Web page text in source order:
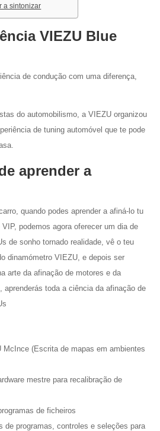
a sintonizar
VIEZU Blue
de condução com uma diferença,
do automobilismo, a VIEZU organizou
de tuning automóvel que te pode
aprender a
quando podes aprender a afiná-lo tu
podemos agora oferecer um dia de
de sonho tornado realidade, vê o teu
dinamómetro VIEZU, e depois ser
arte da afinação de motores e da
aprenderás toda a ciência da afinação de
McInce (Escrita de mapas em ambientes
mestre para recalibração de
de ficheiros
de programas, controles e seleções para